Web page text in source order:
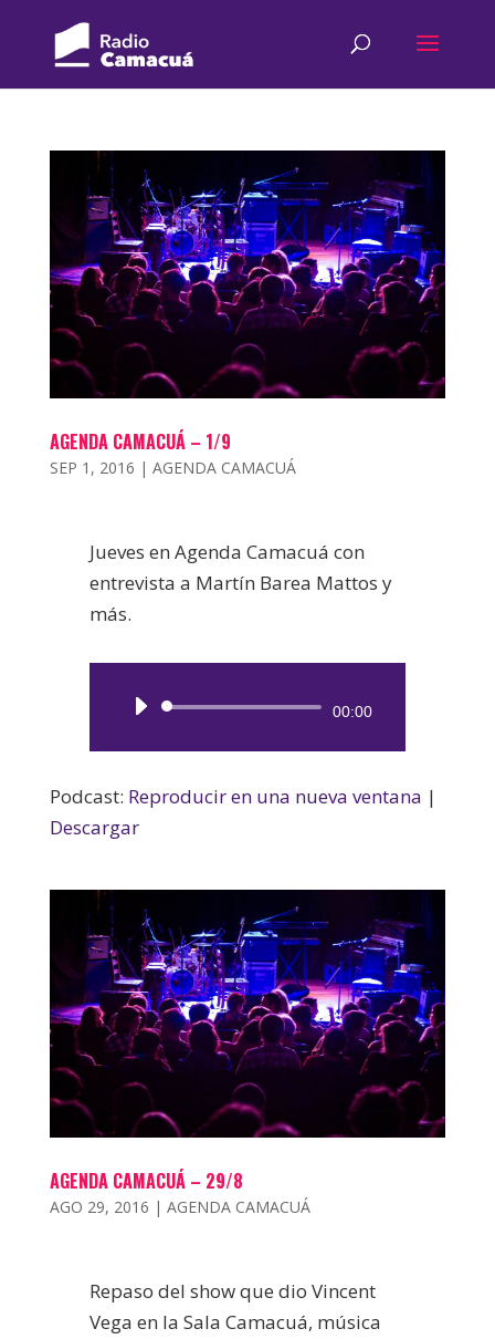
AGENDA CAMACUÁ – 1/9
SEP 1, 2016 | AGENDA CAMACUÁ
Jueves en Agenda Camacuá con
entrevista a Martín Barea Mattos y
más.
Reproductor
00:00
Podcast: Reproducir en una nueva ventana |
Descargar
AGENDA CAMACUÁ – 29/8
AGO 29, 2016 | AGENDA CAMACUÁ
Repaso del show que dio Vincent
Vega en la Sala Camacuá, música